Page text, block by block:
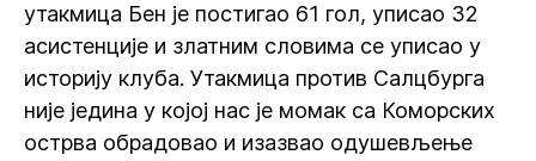
утакмица Бен је постигао 61 гол, уписао 32
асистенције и златним словима се уписао у
историју клуба. Утакмица против Салцбурга
није једина у којој нас је момак са Коморских
острва обрадовао и изазвао одушевљење